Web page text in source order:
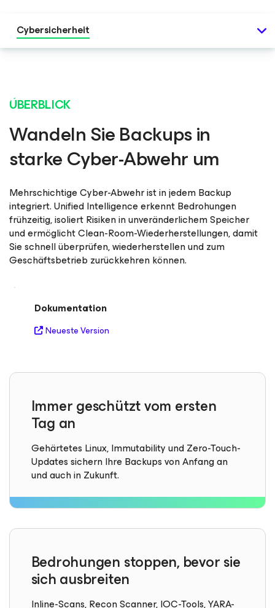
Cybersicherheit
ÜBERBLICK
Wandeln Sie Backups in
starke Cyber-Abwehr um
Mehrschichtige Cyber-Abwehr ist in jedem Backup
integriert. Unified Intelligence erkennt Bedrohungen
frühzeitig, isoliert Risiken in unveränderlichem Speicher
und ermöglicht Clean-Room-Wiederherstellungen, damit
Sie schnell überprüfen, wiederherstellen und zum
Geschäftsbetrieb zurückkehren können.
Dokumentation
Neueste Version
Immer geschützt vom ersten
Tag an
Gehärtetes Linux, Immutability und Zero-Touch-
Updates sichern Ihre Backups von Anfang an
und auch in Zukunft.
Bedrohungen stoppen, bevor sie
sich ausbreiten
Inline-Scans, Recon Scanner, IOC-Tools, YARA-